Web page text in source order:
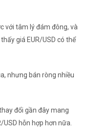
với tâm lý đám đông, và
giá EUR/USD có thể
nhưng bán ròng nhiều
đổi gần đây mang
USD hỗn hợp hơn nữa.